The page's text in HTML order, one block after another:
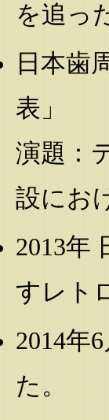
を追っ
日本歯
表」
演題：
設にお
2013年
すレト
2014年
た。